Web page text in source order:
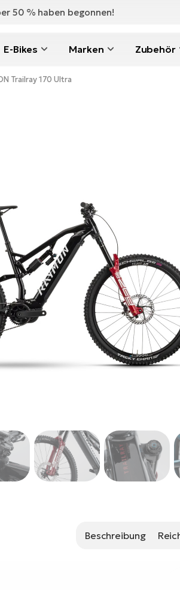
50 % haben begonnen!
E-Bikes Marken Zubehör
Trailray 170 Ultra
Beschreibung